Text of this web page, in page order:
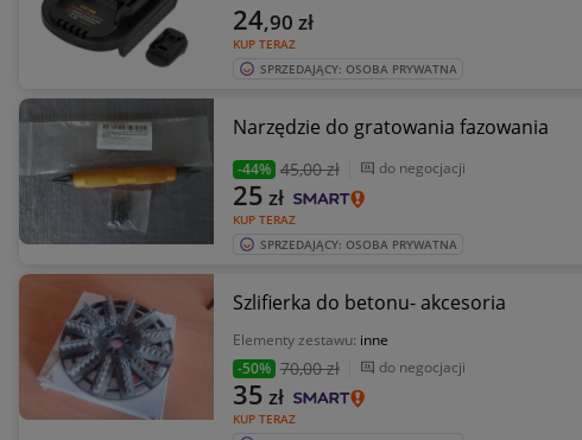
KUP TERAZ
24,90 zł
SPRZEDAJĄCY: OSOBA PRYWATNA
Narzędzie do gratowania fazowania
-44% 45,00 zł do negocjacji
KUP TERAZ
25 zł
SPRZEDAJĄCY: OSOBA PRYWATNA
Szlifierka do betonu- akcesoria
Elementy zestawu: inne
-50% 70,00 zł do negocjacji
KUP TERAZ
35 zł